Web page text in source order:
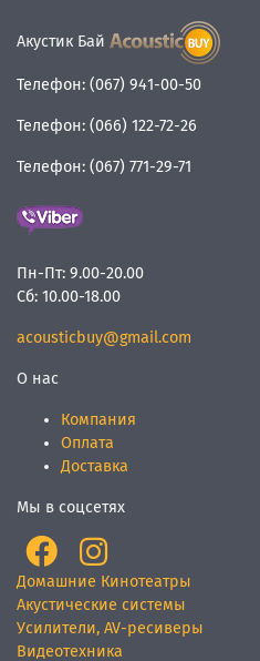
Акустик Бай
Телефон: (067) 941-00-50
Телефон: (066) 122-72-26
Телефон: (067) 771-29-71
Пн-Пт: 9.00-20.00
Сб: 10.00-18.00
acousticbuy@gmail.com
О нас
Компания
Оплата
Доставка
Мы в соцсетях
Домашние Кинотеатры
Акустические системы
Усилители, AV-ресиверы
Видеотехника